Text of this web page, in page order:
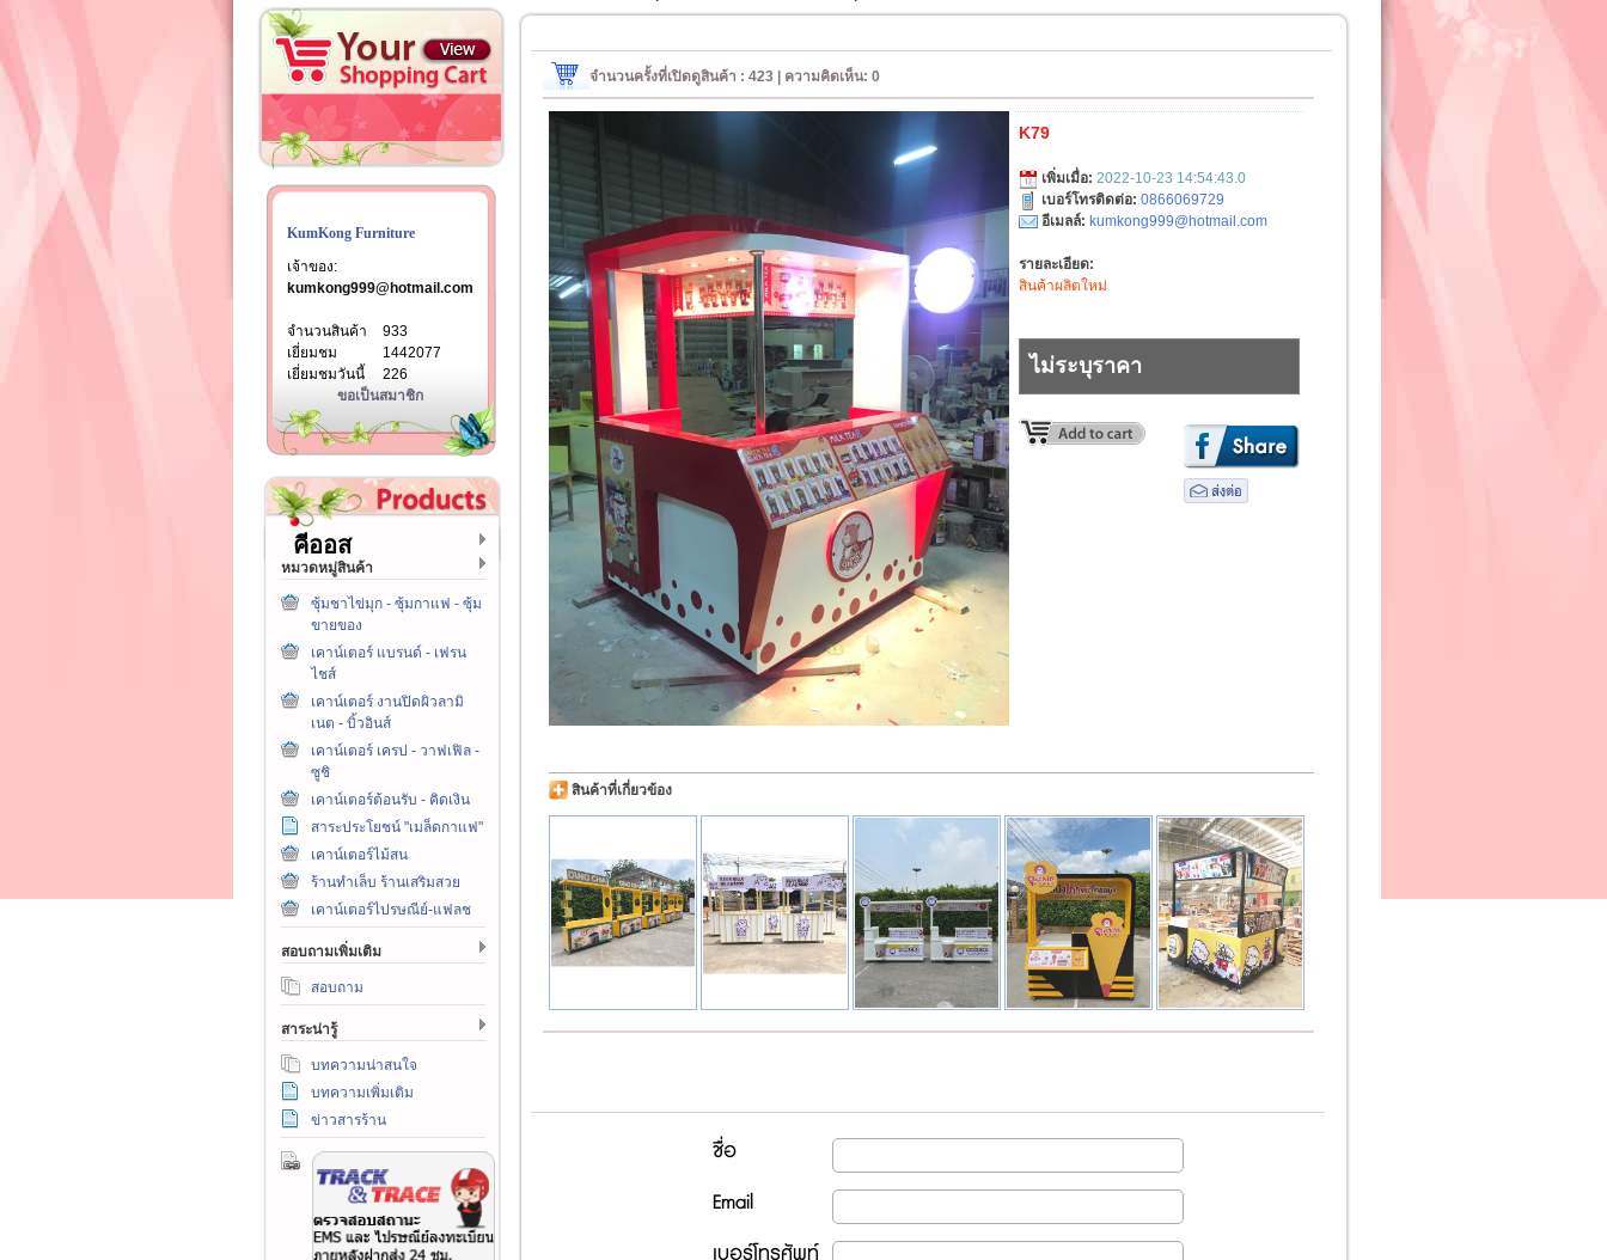
KumKong Furniture
เจ้าของ:
kumkong999@hotmail.com
จำนวนสินค้า
933
เยี่ยมชม
1442077
เยี่ยมชมวันนี้
226
ขอเป็นสมาชิก
คีออส
หมวดหมู่สินค้า
ซุ้มชาไข่มุก - ซุ้มกาแฟ - ซุ้ม
ขายของ
เคาน์เตอร์ แบรนด์ - เฟรน
ไชส์
เคาน์เตอร์ งานปิดผิวลามิ
เนต - บิ้วอินส์
เคาน์เตอร์ เครป - วาฟเฟิล -
ซูชิ
เคาน์เตอร์ต้อนรับ - คิดเงิน
สาระประโยชน์ "เมล็ดกาแฟ"
เคาน์เตอร์ไม้สน
ร้านทำเล็บ ร้านเสริมสวย
เคาน์เตอร์ไปรษณีย์-แฟลช
สอบถามเพิ่มเติม
สอบถาม
สาระน่ารู้
บทความน่าสนใจ
บทความเพิ่มเติม
ข่าวสารร้าน
จำนวนครั้งที่เปิดดูสินค้า : 423 | ความคิดเห็น: 0
K79
เพิ่มเมื่อ: 2022-10-23 14:54:43.0
เบอร์โทรติดต่อ: 0866069729
อีเมลล์: kumkong999@hotmail.com
รายละเอียด:
สินค้าผลิตใหม่
ไม่ระบุราคา
สินค้าที่เกี่ยวข้อง
ชื่อ
Email